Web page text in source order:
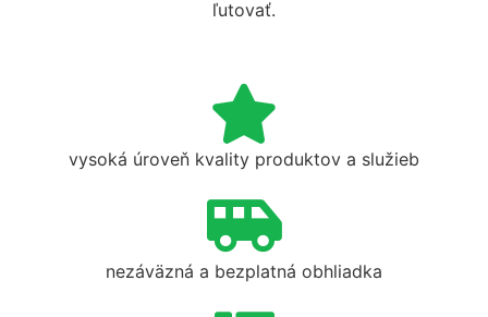
ľutovať.
vysoká úroveň kvality produktov a služieb
nezáväzná a bezplatná obhliadka